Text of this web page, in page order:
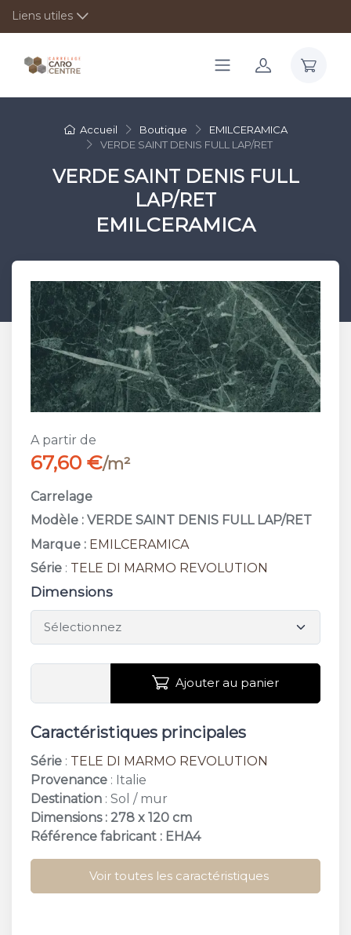
Liens utiles
Accueil Boutique
EMILCERAMICA
VERDE SAINT DENIS FULL LAP/RET
VERDE SAINT DENIS FULL
LAP/RET
EMILCERAMICA
A partir de
67,60 €/m²
Carrelage
Modèle : VERDE SAINT DENIS FULL LAP/RET
Marque : EMILCERAMICA
Série : TELE DI MARMO REVOLUTION
Dimensions
Ajouter au panier
Caractéristiques principales
Série : TELE DI MARMO REVOLUTION
Provenance : Italie
Destination : Sol / mur
Dimensions : 278 x 120 cm
Référence fabricant : EHA4
Voir toutes les caractéristiques